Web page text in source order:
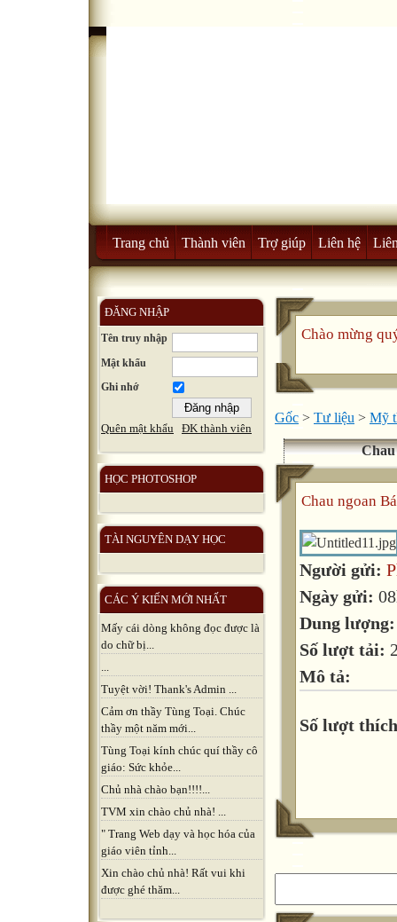
Trang chủ Thành viên Trợ giúp Liên hệ
ĐĂNG NHẬP
Tên truy nhập
Mật khẩu
Ghi nhớ
Quên mật khẩu ĐK thành viên
HỌC PHOTOSHOP
TÀI NGUYÊN DẠY HỌC
CÁC Ý KIẾN MỚI NHẤT
Mấy cái dòng không đọc được là
do chữ bị...
...
Tuyệt vời! Thank's Admin ...
Cảm ơn thầy Tùng Toại. Chúc
thầy một năm mới...
Tùng Toại kính chúc quí thầy cô
giáo: Sức khỏe...
Chủ nhà chào bạn!!!!...
TVM xin chào chủ nhà! ...
" Trang Web dạy và học hóa của
giáo viên tỉnh...
Xin chào chủ nhà! Rất vui khi
được ghé thăm...
Chào mừng
Gốc > Tư liệu > Mỹ
Chau
Chau ngoan
Người gửi:
Ngày gửi:
Dung
Số lượt tải:
Mô tả:
Số lượt